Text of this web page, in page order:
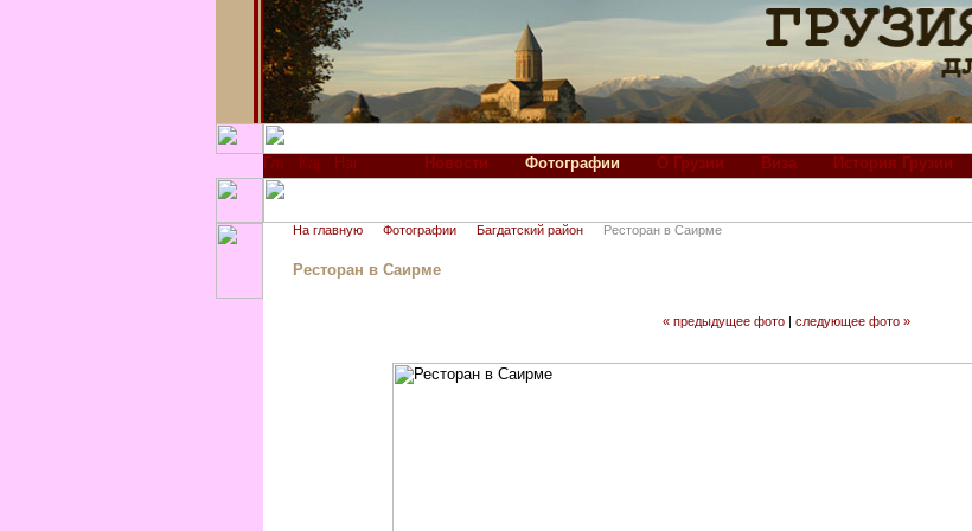
Новости Фотографии О Грузии Виза История Грузии
На главную Фотографии Багдатский район Ресторан в Саирме
Ресторан в Саирме
« предыдущее фото | следующее фото »